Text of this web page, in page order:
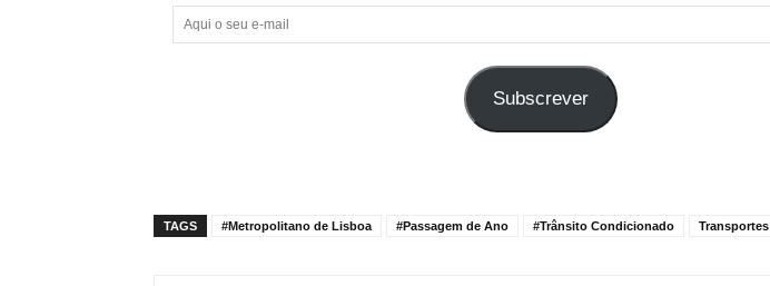
Aqui
o
Subscrever
TAGS #Metropolitano de Lisboa #Passagem de Ano #Trânsito Condicionado Transportes